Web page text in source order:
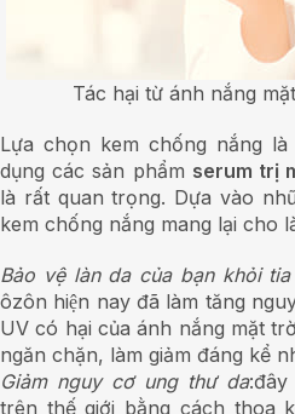
Tác hại từ ánh nắng
Lựa chọn kem chống nắng
dụng các sản phẩm serum trị
là rất quan trọng. Dựa vào
kem chống nắng mang lại cho
Bảo vệ làn da của bạn khỏi tia
ôzôn hiện nay đã làm tăng
UV có hại của ánh nắng mặt
ngăn chặn, làm giảm đáng kể
Giảm nguy cơ ung thưda
trên thế giới bằng cách thoa